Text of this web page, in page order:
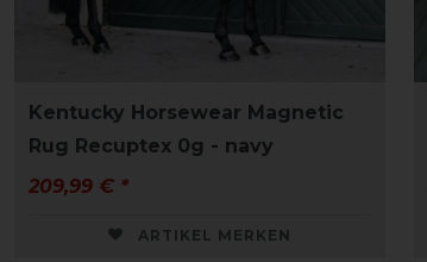
Kentucky Horsewear Magnetic
Rug Recuptex 0g - navy
209,99 € *
ARTIKEL MERKEN